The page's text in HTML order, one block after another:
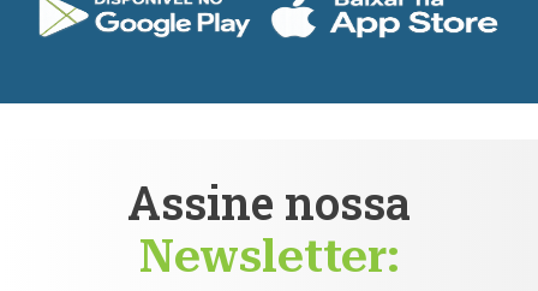
Assine nossa
Newsletter: